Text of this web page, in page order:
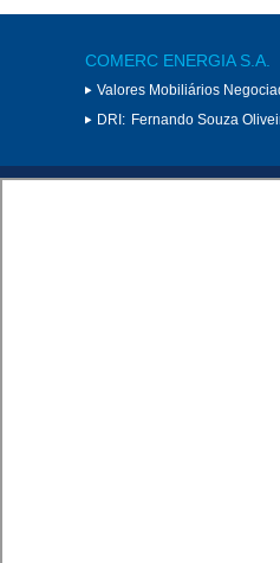
COMERC ENERGIA S.A.
Valores Mobiliários
DRI: Fernando Souza